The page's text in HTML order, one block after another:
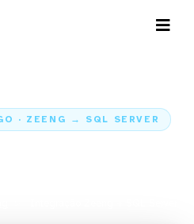
· ZEENG → SQL SERVER